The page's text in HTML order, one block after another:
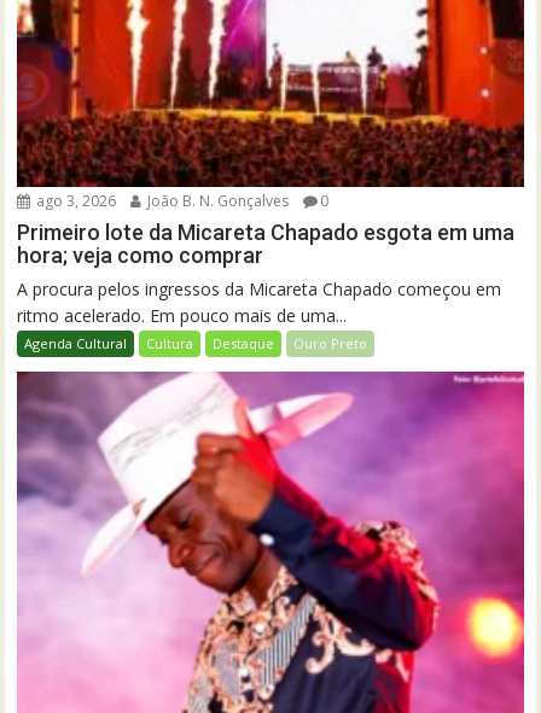
ago 3, 2026 João B. N. Gonçalves 0
Primeiro lote da Micareta Chapado esgota em uma
hora; veja como comprar
A procura pelos ingressos da Micareta Chapado começou em
ritmo acelerado. Em pouco mais de uma...
Agenda Cultural Cultura Destaque Ouro Preto